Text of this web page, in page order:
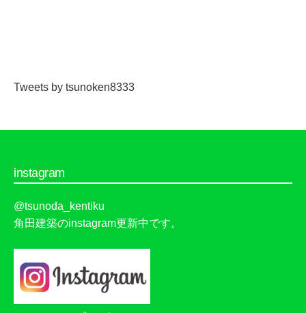
Tweets by tsunoken8333
instagram
@tsunoda_kentiku
角田建築のinstagram更新中です。